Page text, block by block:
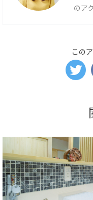
のア
この